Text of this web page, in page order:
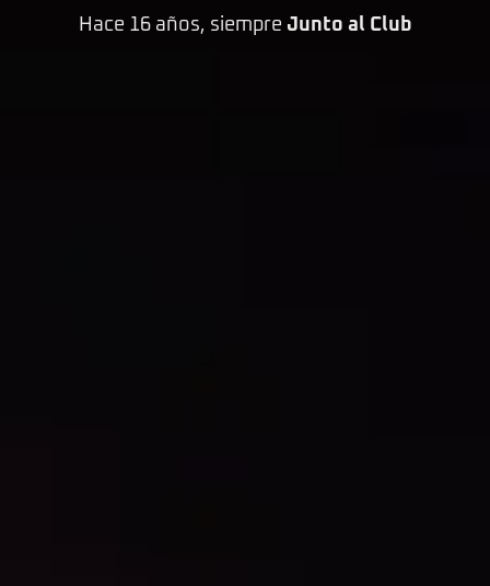
Hace 16 años, siempre Junto al Club